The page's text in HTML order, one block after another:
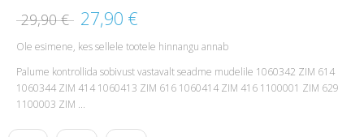
29,90 € 27,90 €
Ole esimene, kes sellele tootele hinnangu annab
Palume kontrollida sobivust vastavalt seadme mudelile 1060342 ZIM 614
1060344 ZIM 414 1060413 ZIM 616 1060414 ZIM 416 1100001 ZIM 629
1100003 ZIM ...